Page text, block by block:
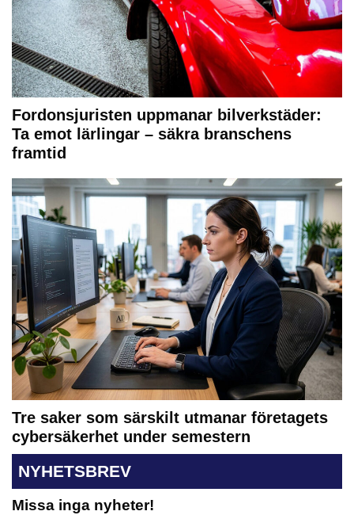
Fordonsjuristen uppmanar bilverkstäder:
Ta emot lärlingar – säkra branschens
framtid
Tre saker som särskilt utmanar företagets
cybersäkerhet under semestern
NYHETSBREV
Missa inga nyheter!